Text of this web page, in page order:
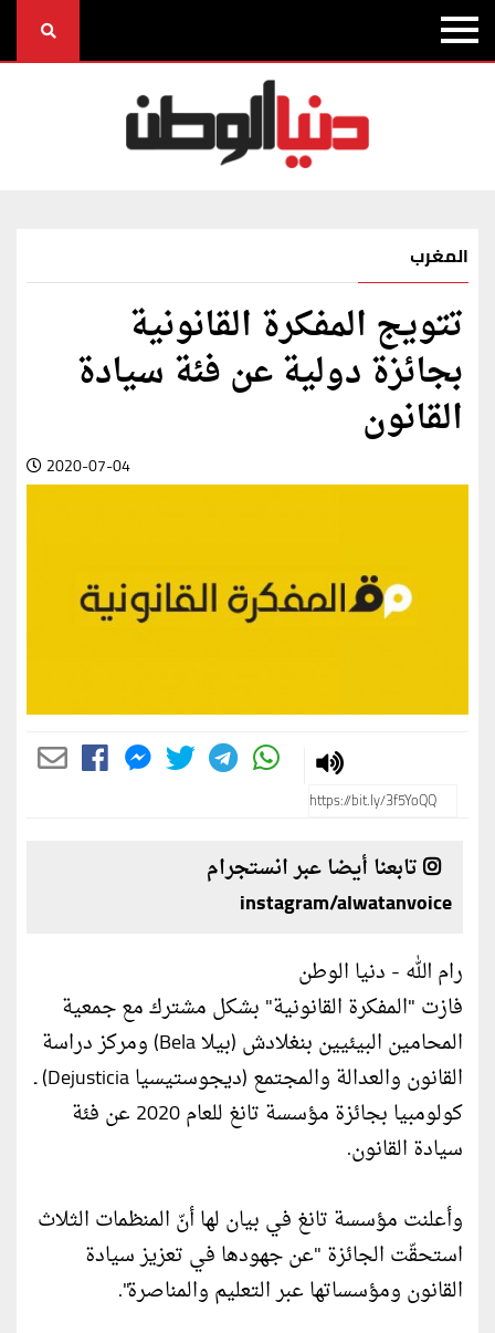
المغرب
تتويج المفكرة القانونية
بجائزة دولية عن فئة سيادة
القانون‎
2020-07-04
تابعنا أيضا عبر انستجرام
instagram/alwatanvoice
رام الله - دنيا الوطن
فازت "المفكرة القانونية" بشكل مشترك مع جمعية
المحامين البيئيين بنغلادش (بيلا Bela) ومركز دراسة
القانون والعدالة والمجتمع (ديجوستيسيا Dejusticia) ـ
كولومبيا بجائزة مؤسسة تانغ للعام 2020 عن فئة
سيادة القانون.
وأعلنت مؤسسة تانغ في بيان لها أنّ المنظمات الثلاث
استحقّت الجائزة "عن جهودها في تعزيز سيادة
القانون ومؤسساتها عبر التعليم والمناصرة".